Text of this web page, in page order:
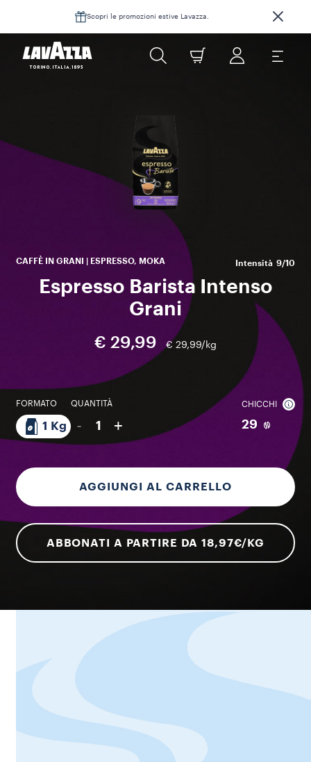
Scopri le promozioni estive Lavazza.
CAFFÈ IN GRANI | ESPRESSO, MOKA Intensità 9/10
Espresso Barista Intenso
Grani
€ 29,99 € 29,99/kg
FORMATO
1 Kg
QUANTITÀ
- 1 +
CHICCHI
29
AGGIUNGI AL CARRELLO
ABBONATI A PARTIRE DA 18,97€/KG​